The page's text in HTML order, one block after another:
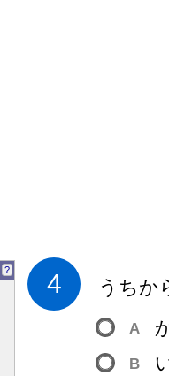
? 4 うち
A
B